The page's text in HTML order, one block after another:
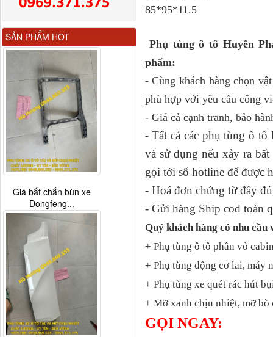
85*95*11.5
Phụ tùng ô tô Huyền
phẩm:
-Cùng khách hàng chọn
phù hợp với yêu cầu công
- Giá cả cạnh tranh, bảo
-Tất cả các phụ tùng ô
và sử dụng nếu xảy ra
gọi tới số hotline để được
- Hoá đơn chứng từ đầy
- Gửi hàng Ship cod toàn
Quý khách hàng có nhu cầu
+ Phụ tùng ô tô phần vỏ
+ Phụ tùng động cơ lai, máy
+ Phụ tùng xe quét rác hút
+ Mỡ xanh chịu nhiệt, mỡ
GỌI NGAY:
SẢN PHẨM HOT
Gương chiếu hậu FAW
JH6 có sấy...
Giá bắt chắn bùn xe
Dongfeng...